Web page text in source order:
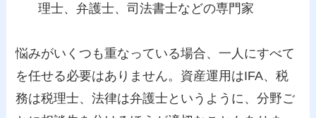
理士、弁護士、司法書士などの専門家
悩みがいくつも重なっている場合、一人にすべて
を任せる必要はありません。資産運用はIFA、税
務は税理士、法律は弁護士というように、分野ご